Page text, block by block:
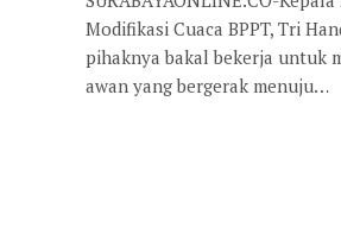
Modifikasi Cuaca BPPT, Tri
pihaknya bakal bekerja untuk
awan yang bergerak menuju…